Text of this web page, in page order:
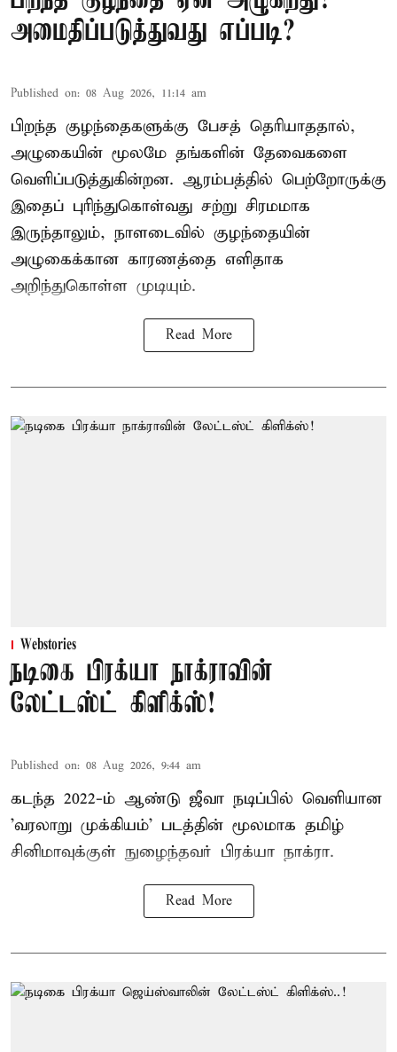
அமைதிப்படுத்துவது எப்படி?
Published on: 08 Aug 2026, 11:14 am
பிறந்த குழந்தைகளுக்கு பேசத் தெரியாததால்,
அழுகையின் மூலமே தங்களின் தேவைகளை
வெளிப்படுத்துகின்றன. ஆரம்பத்தில் பெற்றோருக்கு
இதைப் புரிந்துகொள்வது சற்று சிரமமாக
இருந்தாலும், நாளடைவில் குழந்தையின்
அழுகைக்கான காரணத்தை எளிதாக
அறிந்துகொள்ள முடியும்.
Read More
Webstories
நடிகை பிரக்யா நாக்ராவின்
லேட்டஸ்ட் கிளிக்ஸ்!
Published on: 08 Aug 2026, 9:44 am
கடந்த 2022-ம் ஆண்டு ஜீவா நடிப்பில் வெளியான
'வரலாறு முக்கியம்' படத்தின் மூலமாக தமிழ்
சினிமாவுக்குள் நுழைந்தவர் பிரக்யா நாக்ரா.
Read More